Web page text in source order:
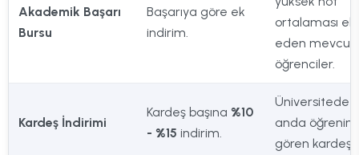
Akademik Başarı
Bursu
Başarıya göre ek
indirim.
ortalaması
eden mevcut
öğrenciler.
Kardeş İndirimi
Kardeş başına %10
- %15 indirim.
Üniversitede
anda öğrenim
gören